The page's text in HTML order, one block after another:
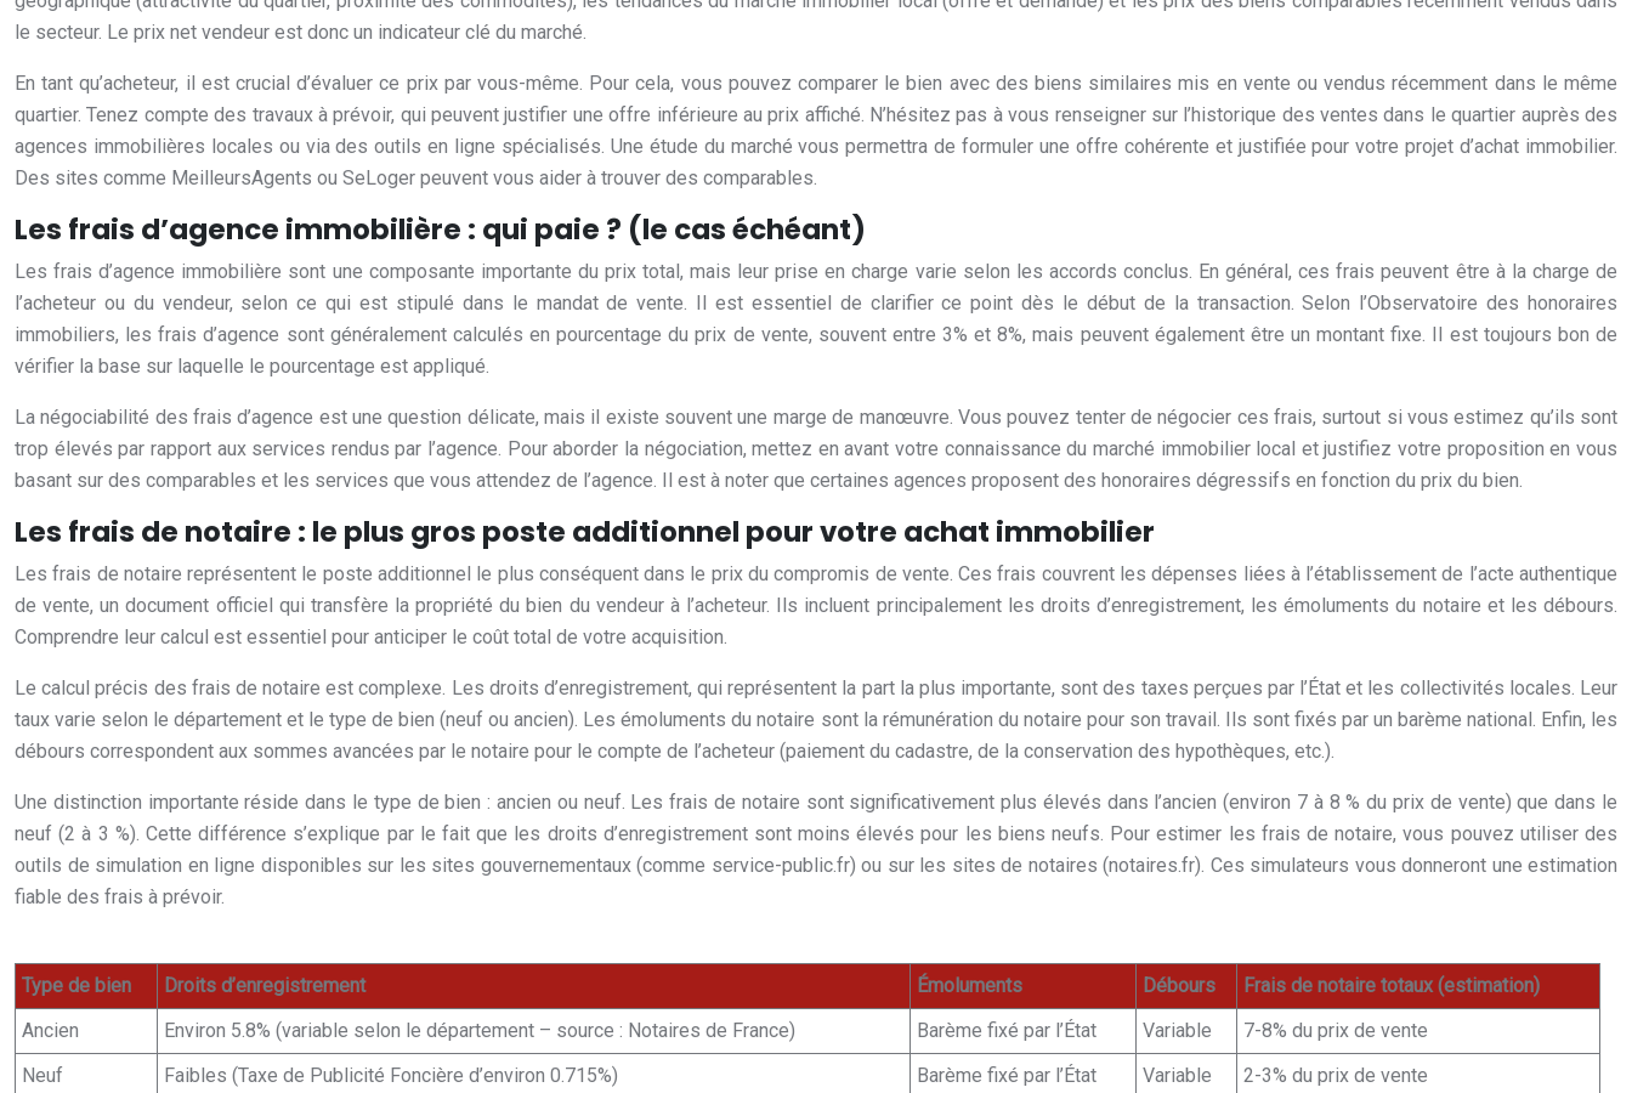
le secteur. Le prix net vendeur est donc un indicateur clé du marché.
En tant qu’acheteur, il est crucial d’évaluer ce prix par vous-même. Pour cela, vous pouvez comparer le bien avec des biens similaires mis en vente ou vendus récemment dans le même
quartier. Tenez compte des travaux à prévoir, qui peuvent justifier une offre inférieure au prix affiché. N’hésitez pas à vous renseigner sur l’historique des ventes dans le quartier auprès des
agences immobilières locales ou via des outils en ligne spécialisés. Une étude du marché vous permettra de formuler une offre cohérente et justifiée pour votre projet d’achat immobilier.
Des sites comme MeilleursAgents ou SeLoger peuvent vous aider à trouver des comparables.
Les frais d’agence immobilière : qui paie ? (le cas échéant)
Les frais d’agence immobilière sont une composante importante du prix total, mais leur prise en charge varie selon les accords conclus. En général, ces frais peuvent être à la charge de
l’acheteur ou du vendeur, selon ce qui est stipulé dans le mandat de vente. Il est essentiel de clarifier ce point dès le début de la transaction. Selon l’Observatoire des honoraires
immobiliers, les frais d’agence sont généralement calculés en pourcentage du prix de vente, souvent entre 3% et 8%, mais peuvent également être un montant fixe. Il est toujours bon de
vérifier la base sur laquelle le pourcentage est appliqué.
La négociabilité des frais d’agence est une question délicate, mais il existe souvent une marge de manœuvre. Vous pouvez tenter de négocier ces frais, surtout si vous estimez qu’ils sont
trop élevés par rapport aux services rendus par l’agence. Pour aborder la négociation, mettez en avant votre connaissance du marché immobilier local et justifiez votre proposition en vous
basant sur des comparables et les services que vous attendez de l’agence. Il est à noter que certaines agences proposent des honoraires dégressifs en fonction du prix du bien.
Les frais de notaire : le plus gros poste additionnel pour votre achat immobilier
Les frais de notaire représentent le poste additionnel le plus conséquent dans le prix du compromis de vente. Ces frais couvrent les dépenses liées à l’établissement de l’acte authentique
de vente, un document officiel qui transfère la propriété du bien du vendeur à l’acheteur. Ils incluent principalement les droits d’enregistrement, les émoluments du notaire et les débours.
Comprendre leur calcul est essentiel pour anticiper le coût total de votre acquisition.
Le calcul précis des frais de notaire est complexe. Les droits d’enregistrement, qui représentent la part la plus importante, sont des taxes perçues par l’État et les collectivités locales. Leur
taux varie selon le département et le type de bien (neuf ou ancien). Les émoluments du notaire sont la rémunération du notaire pour son travail. Ils sont fixés par un barème national. Enfin, les
débours correspondent aux sommes avancées par le notaire pour le compte de l’acheteur (paiement du cadastre, de la conservation des hypothèques, etc.).
Une distinction importante réside dans le type de bien : ancien ou neuf. Les frais de notaire sont significativement plus élevés dans l’ancien (environ 7 à 8 % du prix de vente) que dans le
neuf (2 à 3 %). Cette différence s’explique par le fait que les droits d’enregistrement sont moins élevés pour les biens neufs. Pour estimer les frais de notaire, vous pouvez utiliser des
outils de simulation en ligne disponibles sur les sites gouvernementaux (comme service-public.fr) ou sur les sites de notaires (notaires.fr). Ces simulateurs vous donneront une estimation
fiable des frais à prévoir.
Type de bien Droits d’enregistrement Émoluments Débours
Frais de notaire totaux (estimation)
Ancien
Environ 5.8% (variable selon le département – source : Notaires de France) Barème fixé par l’État Variable
7-8% du prix de vente
Neuf
Faibles (Taxe de Publicité Foncière d’environ 0.715%) Barème fixé par l’État Variable 2-3% du prix de vente